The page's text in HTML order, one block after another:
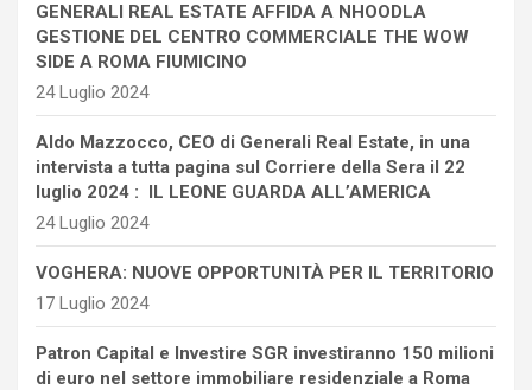
GENERALI REAL ESTATE AFFIDA A NHOODLA
GESTIONE DEL CENTRO COMMERCIALE THE WOW
SIDE A ROMA FIUMICINO
24 Luglio 2024
Aldo Mazzocco, CEO di Generali Real Estate, in una
intervista a tutta pagina sul Corriere della Sera il 22
luglio 2024 : IL LEONE GUARDA ALL’AMERICA
24 Luglio 2024
VOGHERA: NUOVE OPPORTUNITÀ PER IL TERRITORIO
17 Luglio 2024
Patron Capital e Investire SGR investiranno 150 milioni
di euro nel settore immobiliare residenziale a Roma